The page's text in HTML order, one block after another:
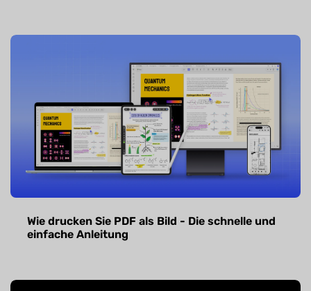
Wie drucken Sie PDF als Bild - Die schnelle und
einfache Anleitung